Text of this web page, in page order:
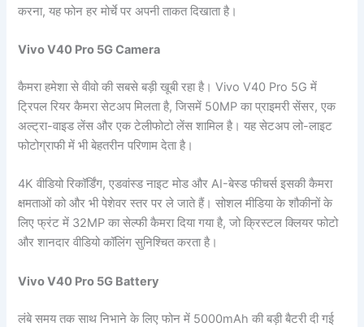
करना, यह फोन हर मोर्चे पर अपनी ताकत दिखाता है।
Vivo V40 Pro 5G Camera
कैमरा हमेशा से वीवो की सबसे बड़ी खूबी रहा है। Vivo V40 Pro 5G में
ट्रिपल रियर कैमरा सेटअप मिलता है, जिसमें 50MP का प्राइमरी सेंसर, एक
अल्ट्रा-वाइड लेंस और एक टेलीफोटो लेंस शामिल है। यह सेटअप लो-लाइट
फोटोग्राफी में भी बेहतरीन परिणाम देता है।
4K वीडियो रिकॉर्डिंग, एडवांस्ड नाइट मोड और AI-बेस्ड फीचर्स इसकी कैमरा
क्षमताओं को और भी पेशेवर स्तर पर ले जाते हैं। सोशल मीडिया के शौकीनों के
लिए फ्रंट में 32MP का सेल्फी कैमरा दिया गया है, जो क्रिस्टल क्लियर फोटो
और शानदार वीडियो कॉलिंग सुनिश्चित करता है।
Vivo V40 Pro 5G Battery
लंबे समय तक साथ निभाने के लिए फोन में 5000mAh की बड़ी बैटरी दी गई